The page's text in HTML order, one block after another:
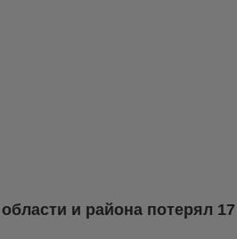
и района потерял 17